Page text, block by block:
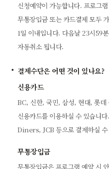
신청예약이 가능합니다. 프로그
무통장입금 또는 카드결제 모두
1일 이내입니다. 다음날 23시59
자동취소 됩니다.
결제수단은 어떤 것이 있나요?
신용카드
BC, 신한, 국민, 삼성, 현대, 롯데
신용카드를 이용하실 수 있습니
Diners, JCB 등으로 결제하실 수
무통장입금
무통장입금은 프로그램 예약 시